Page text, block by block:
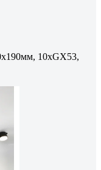
10хGX53,